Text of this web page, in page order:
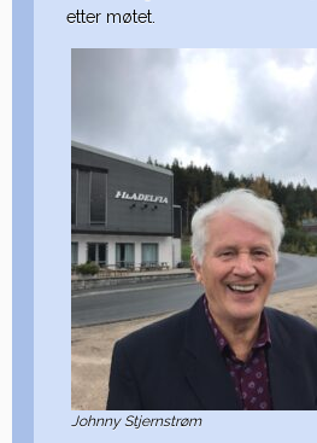
etter møtet.
Johnny Stjernstrøm